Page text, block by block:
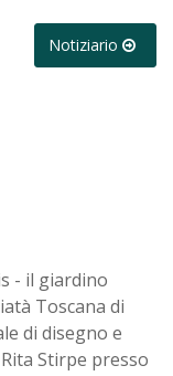
Notiziario
- il giardino
Toscana di
di disegno e
Stirpe presso